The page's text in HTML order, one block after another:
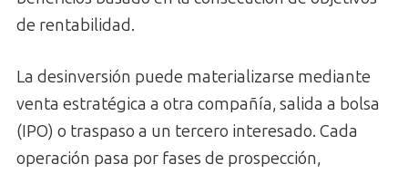
de rentabilidad.
La desinversión puede materializarse mediante
venta estratégica a otra compañía, salida a bolsa
(IPO) o traspaso a un tercero interesado. Cada
operación pasa por fases de prospección,